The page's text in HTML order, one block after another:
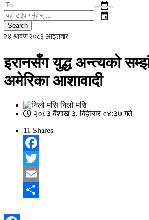
event
event
Search
इरानसँग युद्ध अन्त्यको
अमेरिका आशावादी
निलो मसि
२०८३ बैशाख ३, बिहीबार ०४:३७ गते
11 Shares
Facebook
Twitter
Email